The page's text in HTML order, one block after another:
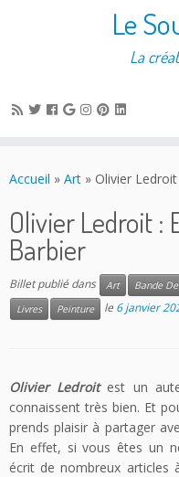
Le
La
Accueil » Art » Olivier
Olivier Ledroit :
Barbier
Billet publié dans Art Bande
Livres
Peinture le 6 janvier
Olivier Ledroitest un
connaissent très bien. Et
prends plaisir à partager
En effet, si vous êtes un
écrit de nombreux articles